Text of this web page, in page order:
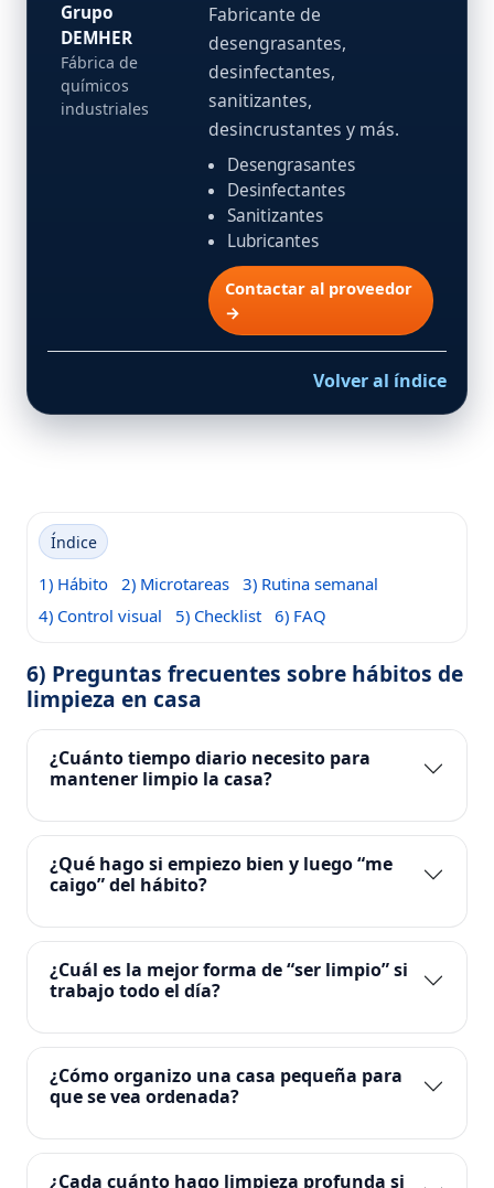
Grupo
DEMHER
Fábrica de
químicos
industriales
Fabricante de
desengrasantes,
desinfectantes,
sanitizantes,
desincrustantes y más.
Desengrasantes
Desinfectantes
Sanitizantes
Lubricantes
Contactar al proveedor
→
Volver al índice
Índice
1) Hábito 2) Microtareas 3) Rutina semanal
4) Control visual
5) Checklist 6) FAQ
6) Preguntas frecuentes sobre hábitos de
limpieza en casa
¿Cuánto tiempo diario necesito para
mantener limpio la casa?
¿Qué hago si empiezo bien y luego “me
caigo” del hábito?
¿Cuál es la mejor forma de “ser limpio” si
trabajo todo el día?
¿Cómo organizo una casa pequeña para
que se vea ordenada?
¿Cada cuánto hago limpieza profunda si